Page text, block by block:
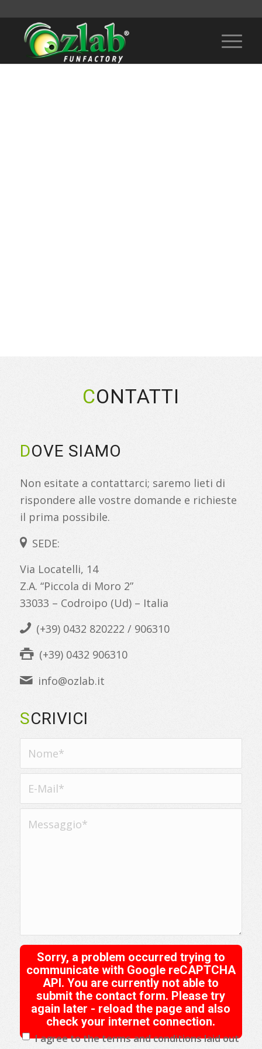
CONTATTI
DOVE SIAMO
Non esitate a contattarci; saremo lieti di
rispondere alle vostre domande e richieste
il prima possibile.
SEDE:
Via Locatelli, 14
Z.A. “Piccola di Moro 2”
33033 – Codroipo (Ud) – Italia
(+39) 0432 820222 / 906310
(+39) 0432 906310
info@ozlab.it
SCRIVICI
Sorry, a problem occurred trying to
communicate with Google reCAPTCHA
API. You are currently not able to
submit the contact form. Please try
again later - reload the page and also
check your internet connection.
I agree to the terms and conditions laid out